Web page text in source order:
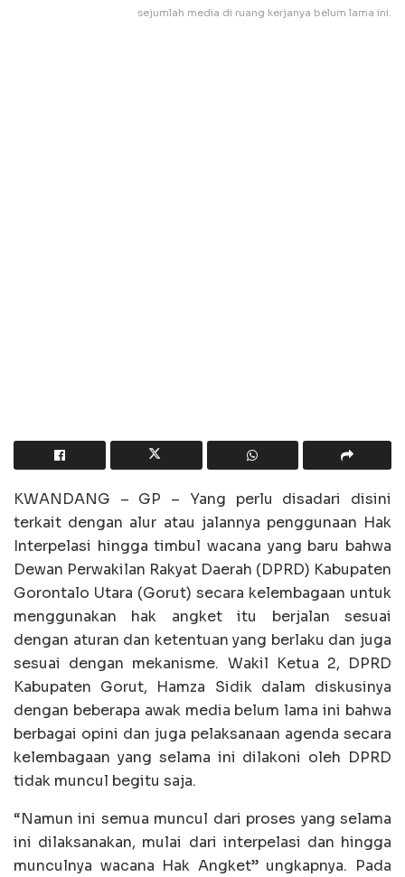
sejumlah media di ruang kerjanya belum lama ini.
KWANDANG – GP – Yang perlu disadari disini
terkait dengan alur atau jalannya penggunaan Hak
Interpelasi hingga timbul wacana yang baru bahwa
Dewan Perwakilan Rakyat Daerah (DPRD) Kabupaten
Gorontalo Utara (Gorut) secara kelembagaan untuk
menggunakan hak angket itu berjalan sesuai
dengan aturan dan ketentuan yang berlaku dan juga
sesuai dengan mekanisme. Wakil Ketua 2, DPRD
Kabupaten Gorut, Hamza Sidik dalam diskusinya
dengan beberapa awak media belum lama ini bahwa
berbagai opini dan juga pelaksanaan agenda secara
kelembagaan yang selama ini dilakoni oleh DPRD
tidak muncul begitu saja.
“Namun ini semua muncul dari proses yang selama
ini dilaksanakan, mulai dari interpelasi dan hingga
munculnya wacana Hak Angket” ungkapnya. Pada